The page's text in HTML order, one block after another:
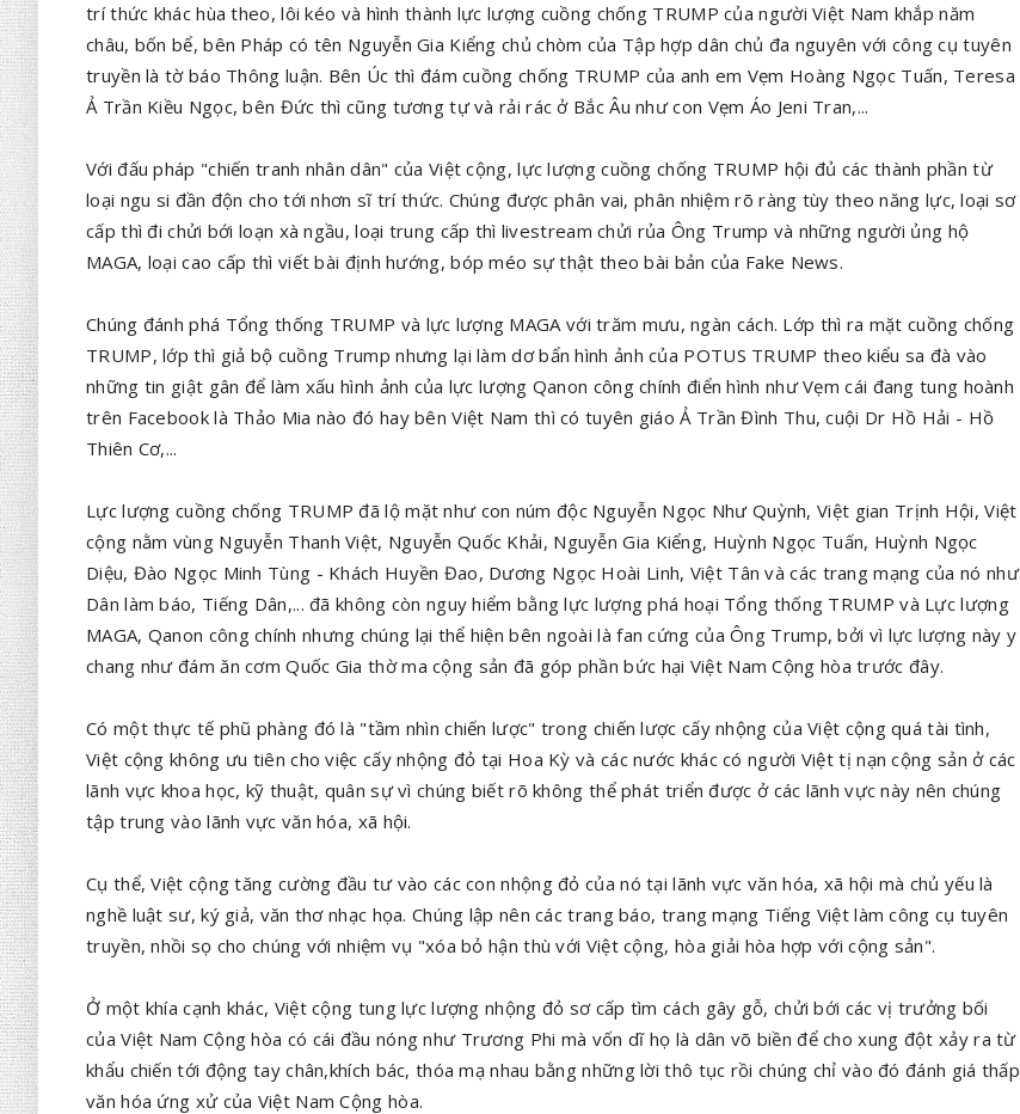
trí thức khác hùa theo, lôi kéo và hình thành lực lượng cuồng chống TRUMP của người Việt Nam khắp năm
châu, bốn bể, bên Pháp có tên Nguyễn Gia Kiểng chủ chòm của Tập hợp dân chủ đa nguyên với công cụ tuyên
truyền là tờ báo Thông luận. Bên Úc thì đám cuồng chống TRUMP của anh em Vẹm Hoàng Ngọc Tuấn, Teresa
Ả Trần Kiều Ngọc, bên Đức thì cũng tương tự và rải rác ở Bắc Âu như con Vẹm Áo Jeni Tran,...
Với đấu pháp "chiến tranh nhân dân" của Việt cộng, lực lượng cuồng chống TRUMP hội đủ các thành phần từ
loại ngu si đần độn cho tới nhơn sĩ trí thức. Chúng được phân vai, phân nhiệm rõ ràng tùy theo năng lực, loại sơ
cấp thì đi chửi bới loạn xà ngầu, loại trung cấp thì livestream chửi rủa Ông Trump và những người ủng hộ
MAGA, loại cao cấp thì viết bài định hướng, bóp méo sự thật theo bài bản của Fake News.
Chúng đánh phá Tổng thống TRUMP và lực lượng MAGA với trăm mưu, ngàn cách. Lớp thì ra mặt cuồng chống
TRUMP, lớp thì giả bộ cuồng Trump nhưng lại làm dơ bẩn hình ảnh của POTUS TRUMP theo kiểu sa đà vào
những tin giật gân để làm xấu hình ảnh của lực lượng Qanon công chính điển hình như Vẹm cái đang tung hoành
trên Facebook là Thảo Mia nào đó hay bên Việt Nam thì có tuyên giáo Ả Trần Đình Thu, cuội Dr Hồ Hải - Hồ
Thiên Cơ,...
Lực lượng cuồng chống TRUMP đã lộ mặt như con núm độc Nguyễn Ngọc Như Quỳnh, Việt gian Trịnh Hội, Việt
cộng nằm vùng Nguyễn Thanh Việt, Nguyễn Quốc Khải, Nguyễn Gia Kiểng, Huỳnh Ngọc Tuấn, Huỳnh Ngọc
Diệu, Đào Ngọc Minh Tùng - Khách Huyền Đao, Dương Ngọc Hoài Linh, Việt Tân và các trang mạng của nó như
Dân làm báo, Tiếng Dân,... đã không còn nguy hiểm bằng lực lượng phá hoại Tổng thống TRUMP và Lực lượng
MAGA, Qanon công chính nhưng chúng lại thể hiện bên ngoài là fan cứng của Ông Trump, bởi vì lực lượng này y
chang như đám ăn cơm Quốc Gia thờ ma cộng sản đã góp phần bức hại Việt Nam Cộng hòa trước đây.
Có một thực tế phũ phàng đó là "tầm nhìn chiến lược" trong chiến lược cấy nhộng của Việt cộng quá tài tình,
Việt cộng không ưu tiên cho việc cấy nhộng đỏ tại Hoa Kỳ và các nước khác có người Việt tị nạn cộng sản ở các
lãnh vực khoa học, kỹ thuật, quân sự vì chúng biết rõ không thể phát triển được ở các lãnh vực này nên chúng
tập trung vào lãnh vực văn hóa, xã hội.
Cụ thể, Việt cộng tăng cường đầu tư vào các con nhộng đỏ của nó tại lãnh vực văn hóa, xã hội mà chủ yếu là
nghề luật sư, ký giả, văn thơ nhạc họa. Chúng lập nên các trang báo, trang mạng Tiếng Việt làm công cụ tuyên
truyền, nhồi sọ cho chúng với nhiệm vụ "xóa bỏ hận thù với Việt cộng, hòa giải hòa hợp với cộng sản".
Ở một khía cạnh khác, Việt cộng tung lực lượng nhộng đỏ sơ cấp tìm cách gây gỗ, chửi bới các vị trưởng bối
của Việt Nam Cộng hòa có cái đầu nóng như Trương Phi mà vốn dĩ họ là dân võ biền để cho xung đột xảy ra từ
khẩu chiến tới động tay chân,khích bác, thóa mạ nhau bằng những lời thô tục rồi chúng chỉ vào đó đánh giá thấp
văn hóa ứng xử của Việt Nam Cộng hòa.